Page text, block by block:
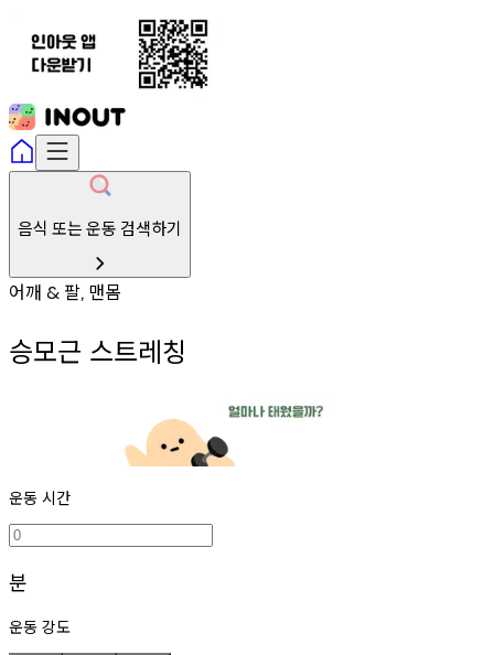
음식 또는 운동 검색하기
어깨 & 팔, 맨몸
승모근 스트레칭
운동 시간
분
운동 강도